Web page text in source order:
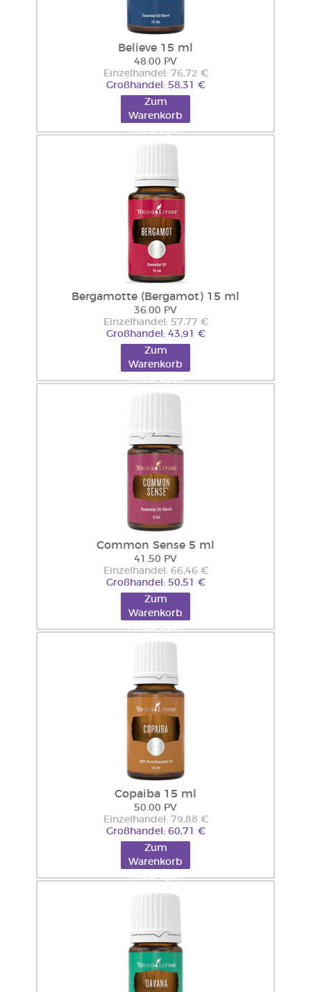
Believe 15 ml
48.00 PV
Einzelhandel: 76,72 €
Großhandel: 58,31 €
Zum
Warenkorb
hinzufügen
Bergamotte (Bergamot) 15 ml
36.00 PV
Einzelhandel: 57,77 €
Großhandel: 43,91 €
Zum
Warenkorb
hinzufügen
Common Sense 5 ml
41.50 PV
Einzelhandel: 66,46 €
Großhandel: 50,51 €
Zum
Warenkorb
hinzufügen
Copaiba 15 ml
50.00 PV
Einzelhandel: 79,88 €
Großhandel: 60,71 €
Zum
Warenkorb
hinzufügen